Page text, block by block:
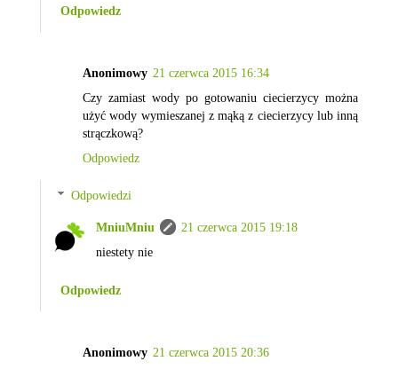
Odpowiedz
Anonimowy 21 czerwca 2015 16:34
Czy zamiast wody po gotowaniu ciecierzycy można
użyć wody wymieszanej z mąką z ciecierzycy lub inną
strączkową?
Odpowiedz
Odpowiedzi
MniuMniu
21 czerwca 2015 19:18
niestety nie
Odpowiedz
Anonimowy 21 czerwca 2015 20:36